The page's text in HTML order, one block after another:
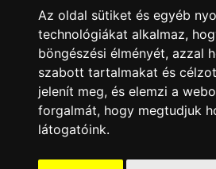
Az oldal sütiket és egyéb
technológiákat alkalmaz,
böngészési élményét, azzal
szabott tartalmakat és
jelenít meg, és elemzi a
forgalmát, hogy megtudjuk
látogatóink.
1148 Budapest, Nagy Lajos király útja 24.
Nyitvatartás és kapcsolat
PARTNEREINK
Árukereső.hu